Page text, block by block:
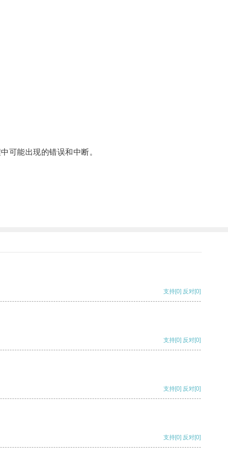
可能出现的错误和中断。
支持[0] 反对[0]
支持[0] 反对[0]
支持[0] 反对[0]
支持[0] 反对[0]